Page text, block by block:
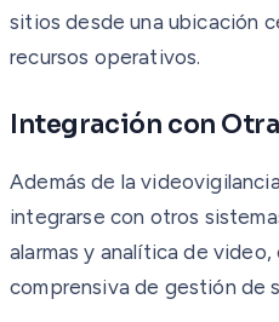
sitios desde una ubicación
recursos operativos.
Integración con
Además de la
integrarse con otros
alarmas y analítica de
comprensiva de gestión de